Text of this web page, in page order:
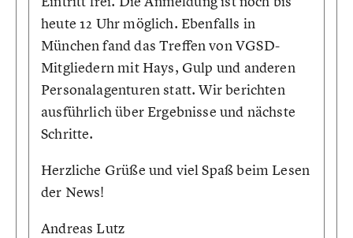
heute 12 Uhr möglich. Ebenfalls in
München fand das Treffen von VGSD-
Mitgliedern mit Hays, Gulp und anderen
Personalagenturen statt. Wir berichten
ausführlich über Ergebnisse und nächste
Schritte.
Herzliche Grüße und viel Spaß beim Lesen
der News!
Andreas Lutz